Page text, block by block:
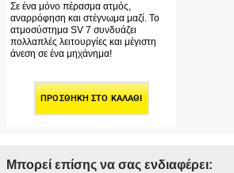
Σε ένα μόνο πέρασμα ατμός,
αναρρόφηση και στέγνωμα μαζί. Το
ατμοσύστημα SV 7 συνδυάζει
πολλαπλές λειτουργίες και μέγιστη
άνεση σε ένα μηχάνημα!
ΠΡΟΣΘΉΚΗ ΣΤΟ ΚΑΛΆΘΙ
Μπορεί επίσης να σας ενδιαφέρει: